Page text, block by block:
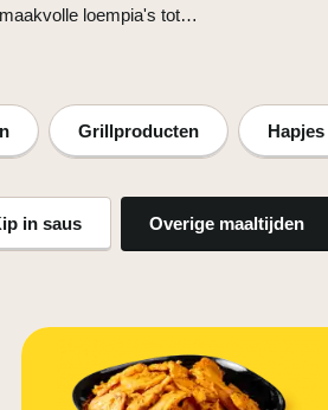
loempia's tot
smakelijke döner pakketten,
om van te genieten. Deze
gelegenheden zoals een borrel
gemakkelijk online en geniet
Grillproducten Hapjes
in saus Overige maaltijden